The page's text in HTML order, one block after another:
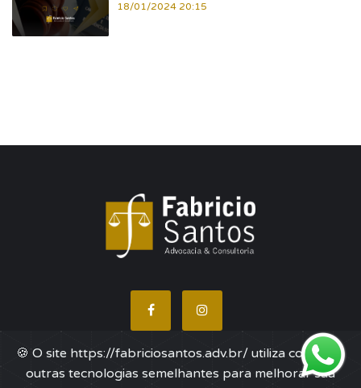
18/01/2024 20:15
COPYRIGHT © 2026 TODOS OS DIREITOS RESERVADOS.
🍪 O site https://fabriciosantos.adv.br/ utiliza cookies e
outras tecnologias semelhantes para melhorar sua